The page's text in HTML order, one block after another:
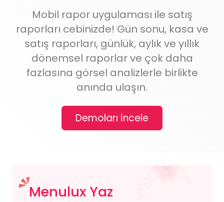
Mobil rapor uygulaması ile satış
raporları cebinizde! Gün sonu, kasa ve
satış raporları, günlük, aylık ve yıllık
dönemsel raporlar ve çok daha
fazlasına görsel analizlerle birlikte
anında ulaşın.
Demoları İncele
Menulux Yaz